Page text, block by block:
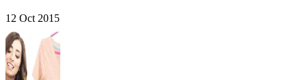
12 Oct 2015